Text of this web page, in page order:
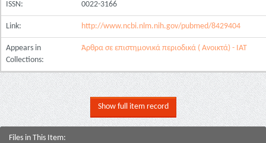
ISSN: 0022-3166
Link: http://www.ncbi.nlm.nih.gov/pubmed/8429404
Appears in
Collections:
Άρθρα σε επιστημονικά περιοδικά ( Ανοικτά) - ΙΑΤ
Show full item record
Files in This Item: